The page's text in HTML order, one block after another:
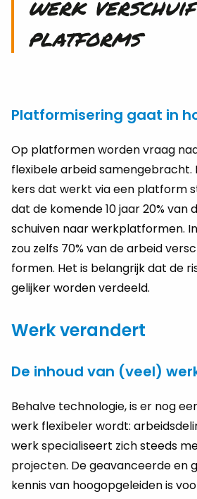
plat­forms
Platformisering gaat in
Op plat­for­men wor­den vraag
flexi­be­le ar­beid
kers dat werkt via een plat­form
dat de ko­men­de 10 jaar 20%
schui­ven naar werk­plat­for­men.
zou zelfs 70% van de ar­beid
for­men. Het is be­lang­rijk dat de
ge­lij­ker wor­den ver­deeld.
Werk verandert
De inhoud van (veel)
Be­hal­ve tech­no­lo­gie, is er nog
werk flexi­be­ler wordt:
werk spe­ci­a­li­seert zich steeds
pro­jec­ten. De ge­a­van­ceer­de en
ken­nis van hoog­op­ge­lei­den is